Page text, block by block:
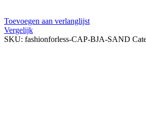
Toevoegen aan verlanglijst
Vergelijk
SKU: fashionforless-CAP-BJA-SAND